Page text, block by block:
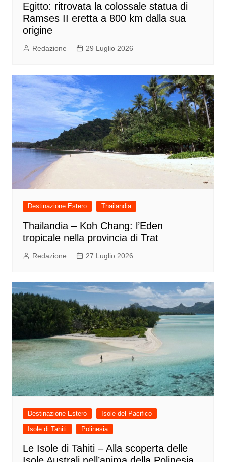
Egitto: ritrovata la colossale statua di
Ramses II eretta a 800 km dalla sua
origine
Redazione 29 Luglio 2026
Destinazione Estero Thailandia
Thailandia – Koh Chang: l’Eden
tropicale nella provincia di Trat
Redazione 27 Luglio 2026
Destinazione Estero
Isole del Pacifico
Isole di Tahiti
Polinesia
Le Isole di Tahiti – Alla scoperta delle